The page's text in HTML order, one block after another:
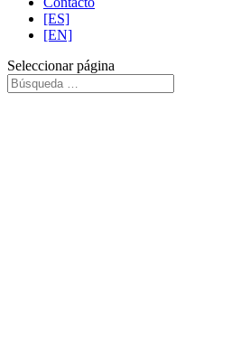
[ES]
[EN]
Seleccionar página